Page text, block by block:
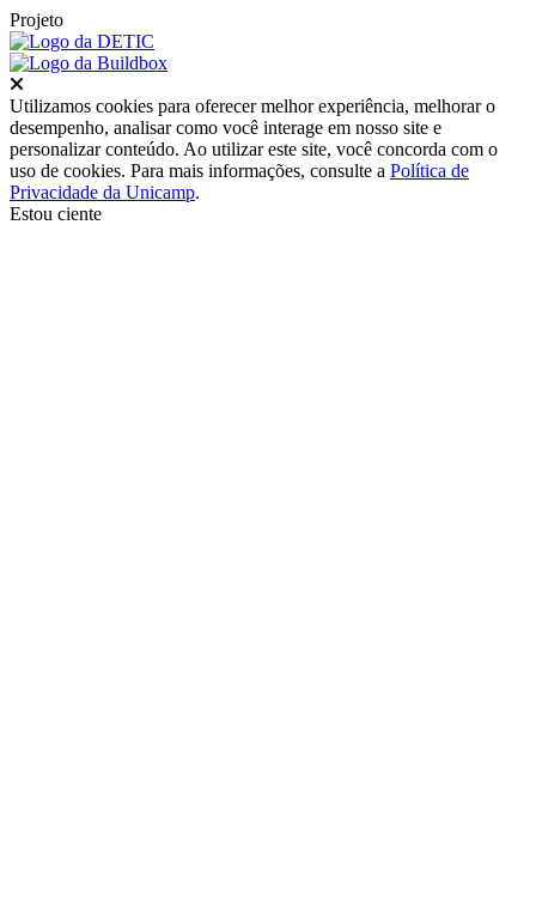
Projeto
Utilizamos cookies para oferecer melhor experiência, melhorar o
desempenho, analisar como você interage em nosso site e
personalizar conteúdo. Ao utilizar este site, você concorda com o
uso de cookies. Para mais informações, consulte a Política de
Privacidade da Unicamp.
Estou ciente